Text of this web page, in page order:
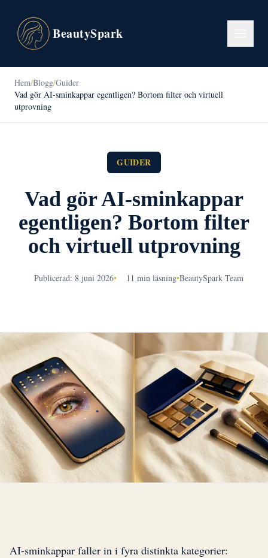
BeautySpark
Hem/Blogg/Guider
Vad gör AI-sminkappar egentligen? Bortom filter och virtuell
utprovning
GUIDER
Vad gör AI-sminkappar
egentligen? Bortom filter
och virtuell utprovning
Publicerad: 8 juni 2026• 11 min läsning•BeautySpark Team
AI-sminkappar faller in i fyra distinkta kategorier: